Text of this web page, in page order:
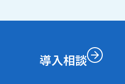
導入相談